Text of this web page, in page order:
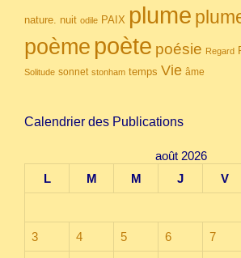
nature. nuit odile PAIX plume
poème poète poésie Regard
Solitude sonnet stonham temps Vie âme
Calendrier des Publications
août 2026
L
M M J V
3 4 5 6 7